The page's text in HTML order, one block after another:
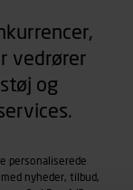
vedrører
og
personaliserede
nyheder, tilbud,